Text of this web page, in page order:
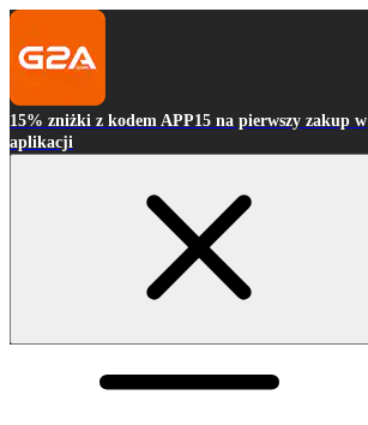
15% zniżki z kodem APP15 na pierwszy zakup w
aplikacji